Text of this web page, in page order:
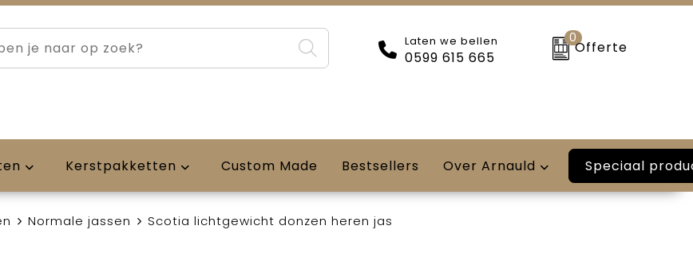
Laten we bellen
0599 615 665
0
Offerte
Kerstpakketten Custom Made Bestsellers Over Arnauld Speciaal
Normale jassen Scotia lichtgewicht donzen heren jas